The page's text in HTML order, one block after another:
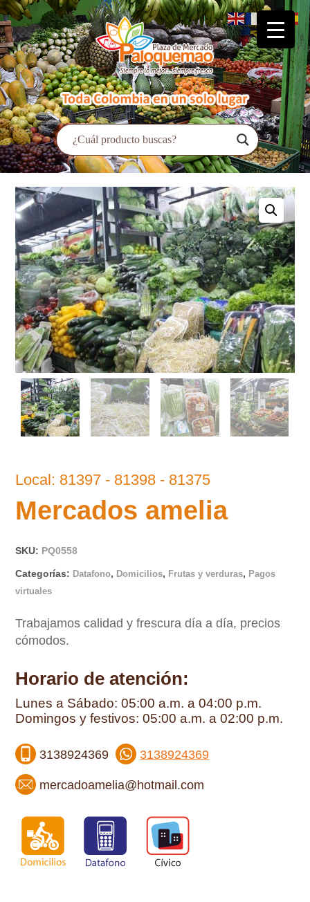
Local: 81397 - 81398 - 81375
Mercados amelia
SKU: PQ0558
Categorías: Datafono, Domicilios, Frutas y verduras, Pagos
virtuales
Trabajamos calidad y frescura día a día, precios
cómodos.
Horario de atención:
Lunes a Sábado: 05:00 a.m. a 04:00 p.m.
Domingos y festivos: 05:00 a.m. a 02:00 p.m.
3138924369 3138924369
mercadoamelia@hotmail.com